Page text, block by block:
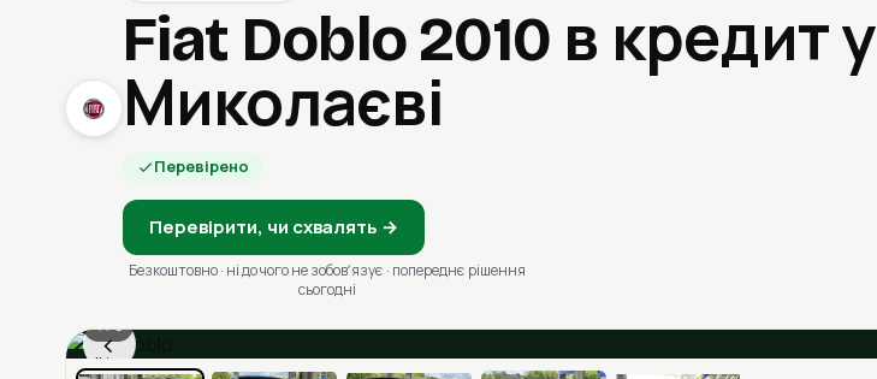
Fiat Doblo 2010 в кредит у
Миколаєві
Перевірено
Перевірити, чи схвалять →
Безкоштовно · ні до чого не зобовʼязує · попереднє рішення
сьогодні
‹
1 / 6
Ціна в місяць